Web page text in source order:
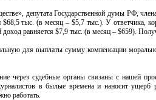
депутата Государственной думы РФ,
тыс. (в месяц – $5,7 тыс.). У ответчика,
равняется $7,9 тыс. (в месяц – $659).
для выплаты сумму компенсации
через судебные органы связаны с нашей
в былые времена и наносит ущерб
работать.